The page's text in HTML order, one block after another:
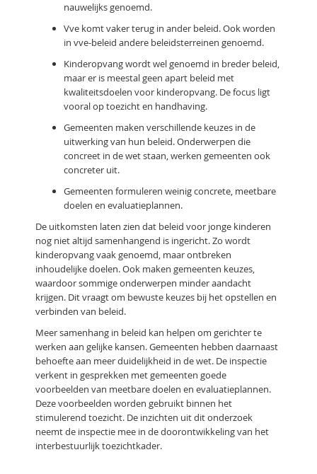
nauwelijks genoemd.
Vve komt vaker terug in ander beleid. Ook worden
in vve-beleid andere beleidsterreinen genoemd.
Kinderopvang wordt wel genoemd in breder beleid,
maar er is meestal geen apart beleid met
kwaliteitsdoelen voor kinderopvang. De focus ligt
vooral op toezicht en handhaving.
Gemeenten maken verschillende keuzes in de
uitwerking van hun beleid. Onderwerpen die
concreet in de wet staan, werken gemeenten ook
concreter uit.
Gemeenten formuleren weinig concrete, meetbare
doelen en evaluatieplannen.
De uitkomsten laten zien dat beleid voor jonge kinderen
nog niet altijd samenhangend is ingericht. Zo wordt
kinderopvang vaak genoemd, maar ontbreken
inhoudelijke doelen. Ook maken gemeenten keuzes,
waardoor sommige onderwerpen minder aandacht
krijgen. Dit vraagt om bewuste keuzes bij het opstellen en
verbinden van beleid.
Meer samenhang in beleid kan helpen om gerichter te
werken aan gelijke kansen. Gemeenten hebben daarnaast
behoefte aan meer duidelijkheid in de wet. De inspectie
verkent in gesprekken met gemeenten goede
voorbeelden van meetbare doelen en evaluatieplannen.
Deze voorbeelden worden gebruikt binnen het
stimulerend toezicht. De inzichten uit dit onderzoek
neemt de inspectie mee in de doorontwikkeling van het
interbestuurlijk toezichtkader.